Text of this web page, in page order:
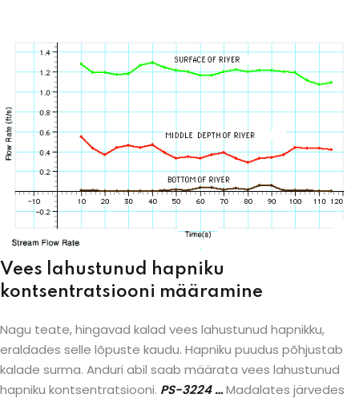
Vees lahustunud hapniku
kontsentratsiooni määramine
Nagu teate, hingavad kalad vees lahustunud hapnikku,
eraldades selle lõpuste kaudu. Hapniku puudus põhjustab
kalade surma. Anduri abil saab määrata vees lahustunud
hapniku kontsentratsiooni. PS-3224…Madalates järvedes